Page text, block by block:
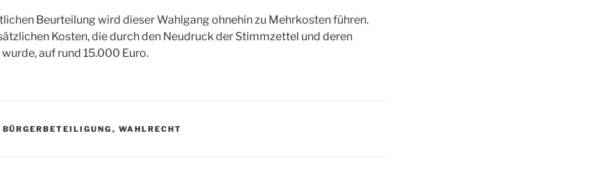
Beurteilung wird dieser Wahlgang ohnehin zu Mehrkosten führen.
Kosten, die durch den Neudruck der Stimmzettel und deren
auf rund 15.000 Euro.
BÜRGERBETEILIGUNG , WAHLRECHT